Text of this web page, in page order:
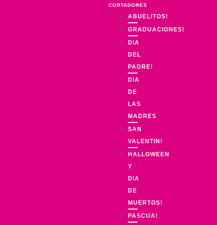
CORTADORES
ABUELITOS!
GRADUACIONES!
DIA
DEL
PADRE!
DIA
DE
LAS
MADRES
SAN
VALENTIN!
HALLOWEEN
Y
DIA
DE
MUERTOS!
PASCUA!